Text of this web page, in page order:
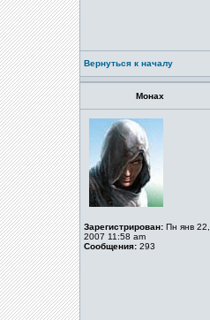
Вернуться к началу
Монах
Зарегистрирован: Пн янв 22,
2007 11:58 am
Сообщения: 293